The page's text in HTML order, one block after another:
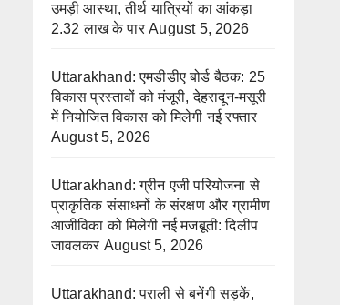
उमड़ी आस्था, तीर्थ यात्रियों का आंकड़ा
2.32 लाख के पार August 5, 2026
Uttarakhand: एमडीडीए बोर्ड बैठक: 25
विकास प्रस्तावों को मंजूरी, देहरादून-मसूरी
में नियोजित विकास को मिलेगी नई रफ्तार
August 5, 2026
Uttarakhand: ग्रीन एजी परियोजना से
प्राकृतिक संसाधनों के संरक्षण और ग्रामीण
आजीविका को मिलेगी नई मजबूती: दिलीप
जावलकर August 5, 2026
Uttarakhand: पराली से बनेंगी सड़कें,